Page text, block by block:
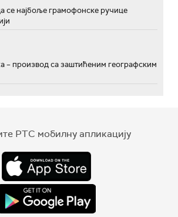
се најбоље грамофонске ручице
– производ са заштићеним географским
РТС мобилну апликацију